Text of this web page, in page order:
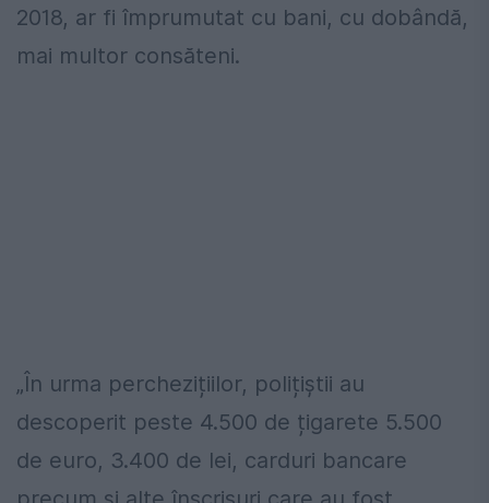
2018, ar fi împrumutat cu bani, cu dobândă,
mai multor consăteni.
„În urma perchezițiilor, polițiștii au
descoperit peste 4.500 de țigarete 5.500
de euro, 3.400 de lei, carduri bancare